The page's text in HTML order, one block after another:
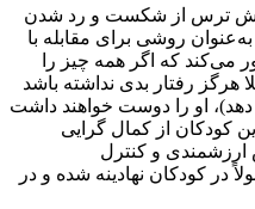
ترس از شکست و رد شدن
روشی برای مقابله با
می‌کند که اگر همه چیز را
رفتار بدی نداشته باشد
او را دوست خواهند داشت
کودکان از کمال گرایی
ارزشمندی و کنترل
در کودکان نهادینه شده و در